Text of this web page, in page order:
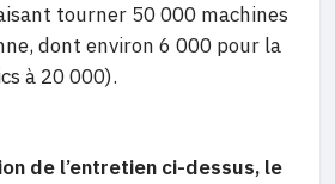
tourner 50 000 machines
dont environ 6 000 pour la
à 20 000).
de l’entretien ci-dessus, le